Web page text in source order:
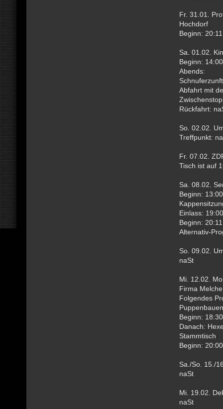
Fr. 31.01.
Hochdorf
Beginn:
Sa. 01.02.
Beginn:
Abends:
Abfahrt mit
Rückfahrt:
So. 02.02.
Treffpunkt:
Fr. 07.02.
Tisch ist auf
Sa. 08.02.
Beginn:
Einlass:
Beginn:
Alternativ-
So. 09.02.
naSt
Mi. 12.02.
Firma
Folgendes
Puppenbauen
Beginn:
Danach:
Stammtisch
Beginn:
Sa./So. 15./
naSt
Mi. 19.02.
naSt